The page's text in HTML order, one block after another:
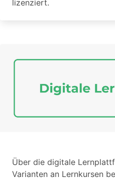
lizenziert.
Über die digitale
Varianten an Lernkursen